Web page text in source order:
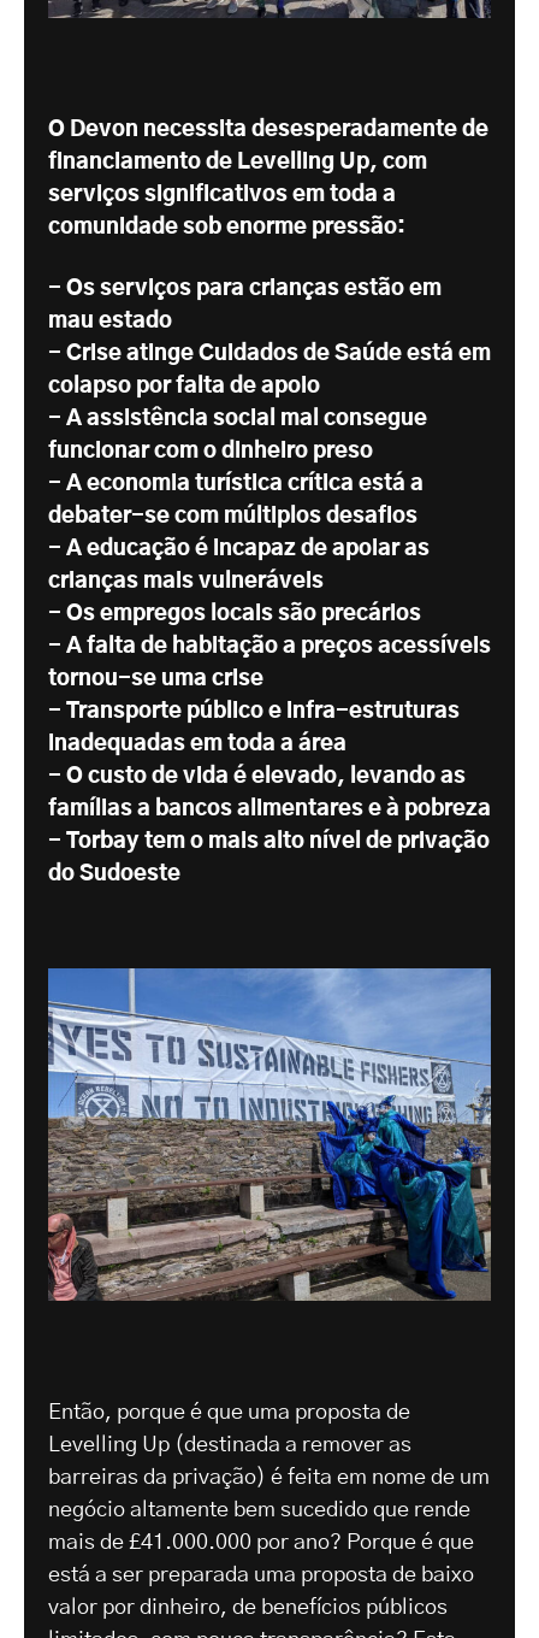
O Devon necessita desesperadamente de
financiamento de Levelling Up, com
serviços significativos em toda a
comunidade sob enorme pressão:
- Os serviços para crianças estão em
mau estado
- Crise atinge Cuidados de Saúde está em
colapso por falta de apoio
- A assistência social mal consegue
funcionar com o dinheiro preso
- A economia turística crítica está a
debater-se com múltiplos desafios
- A educação é incapaz de apoiar as
crianças mais vulneráveis
- Os empregos locais são precários
- A falta de habitação a preços acessíveis
tornou-se uma crise
- Transporte público e infra-estruturas
inadequadas em toda a área
- O custo de vida é elevado, levando as
famílias a bancos alimentares e à pobreza
- Torbay tem o mais alto nível de privação
do Sudoeste
Então, porque é que uma proposta de
Levelling Up (destinada a remover as
barreiras da privação) é feita em nome de um
negócio altamente bem sucedido que rende
mais de £41.000.000 por ano? Porque é que
está a ser preparada uma proposta de baixo
valor por dinheiro, de benefícios públicos